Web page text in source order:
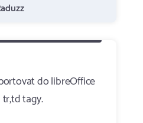
do libreOffice
tagy.